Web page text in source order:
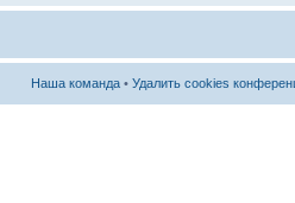
Наша команда • Удалить cookies